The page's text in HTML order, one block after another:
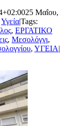
25 Μαΐου,
Υγεία|Tags:
, ΕΡΓΑΤΙΚΟ
, Μεσολόγγι,
, ΥΓΕΙΑ|